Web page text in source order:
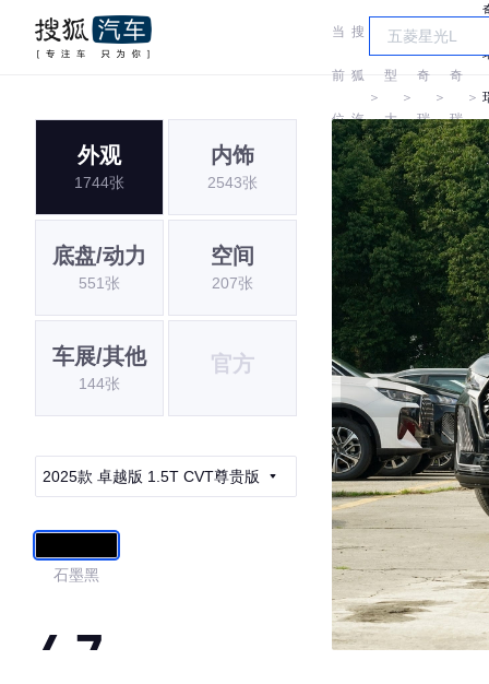
当
前
位
置:
搜
狐
汽
车
＞
车
型
大
全
＞
奇
瑞
＞
奇
瑞
＞
7
外观
1744张
内饰
2543张
底盘/动力
551张
空间
207张
车展/其他
144张
官方
2025款 卓越版 1.5T CVT尊贵版
石墨黑
4.7